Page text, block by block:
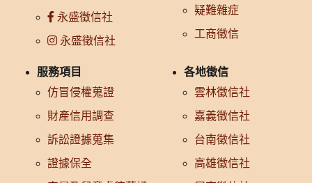
永盛徵信社
永盛徵信社
疑難雜症
工商徵信
服務項目
仿冒侵權蒐證
財產信用調查
訴訟證據蒐集
證據保全
各地徵信
雲林徵信社
嘉義徵信社
台南徵信社
高雄徵信社